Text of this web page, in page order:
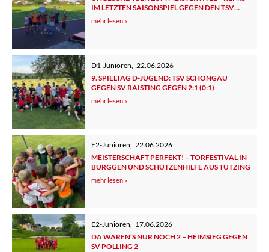
IM LETZTEN SAISONSPIEL GEGEN DEN TSV
TUTZING 2
mehr lesen »
D1-Junioren
22.06.2026
9. SPIELTAG D-JUGEND: TSV SCHONGAU
GEGEN SV RAISTING GEGEN 2:1 (0:1)
mehr lesen »
E2-Junioren
22.06.2026
MEISTERSCHAFT PERFEKT! – TORFESTIVAL IN
BURGGEN UND SCHÜTZENHILFE AUS TUTZING
mehr lesen »
E2-Junioren, 17.06.2026
DA WAREN’S NUR NOCH 2 – HEIMSIEG GEGEN
SV POLLING 2